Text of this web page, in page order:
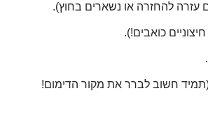
כואבים!).
חשוב לברר את מקור הדימום!